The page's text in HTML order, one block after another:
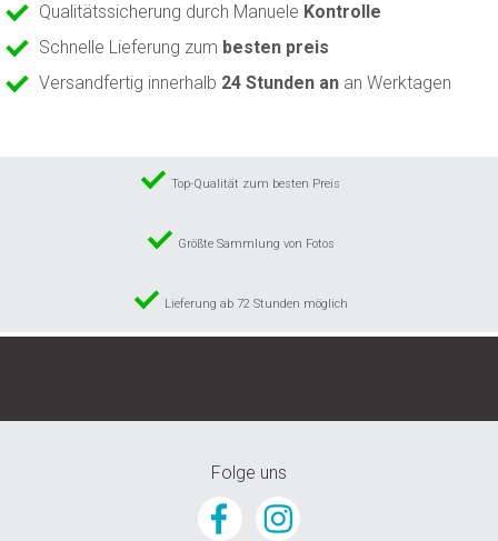
Qualitätssicherung durch Manuele Kontrolle
Schnelle Lieferung zum besten preis
Versandfertig innerhalb 24 Stunden an an Werktagen
Top-Qualität zum besten Preis
Größte Sammlung von Fotos
Lieferung ab 72 Stunden möglich
Folge uns